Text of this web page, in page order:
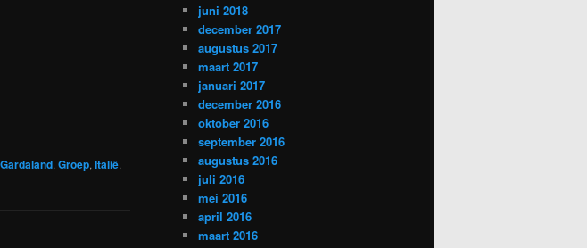
Gardaland, Groep, Italië,
juni 2018
december 2017
augustus 2017
maart 2017
januari 2017
december 2016
oktober 2016
september 2016
augustus 2016
juli 2016
mei 2016
april 2016
maart 2016